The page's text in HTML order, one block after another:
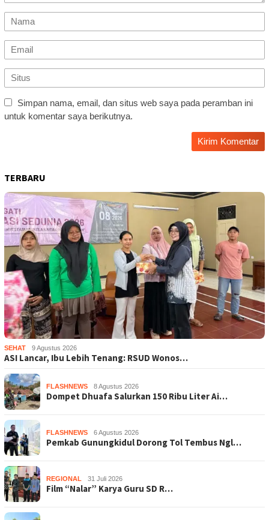
Simpan nama, email, dan situs web saya pada peramban ini
untuk komentar saya berikutnya.
TERBARU
SEHAT 9 Agustus 2026
ASI Lancar, Ibu Lebih Tenang: RSUD Wonos…
FLASHNEWS 8 Agustus 2026
Dompet Dhuafa Salurkan 150 Ribu Liter Ai…
FLASHNEWS 6 Agustus 2026
Pemkab Gunungkidul Dorong Tol Tembus Ngl…
REGIONAL 31 Juli 2026
Film “Nalar” Karya Guru SD R…